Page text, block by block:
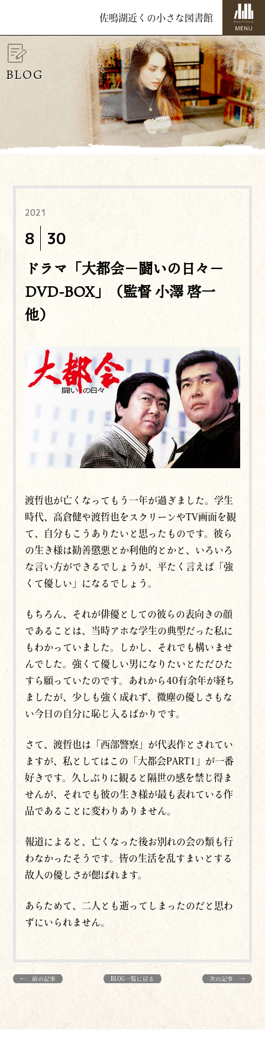
佐鳴湖近くの小さな図書館
BLOG
2021
8 30
ドラマ「大都会－闘いの日々－
DVD-BOX」（監督 小澤 啓一
他）
渡哲也が亡くなってもう一年が過ぎました。学生
時代、高倉健や渡哲也をスクリーンやTV画面を観
て、自分もこうありたいと思ったものです。彼ら
の生き様は勧善懲悪とか利他的とかと、いろいろ
な言い方ができるでしょうが、平たく言えば「強
くて優しい」になるでしょう。
もちろん、それが俳優としての彼らの表向きの顔
であることは、当時アホな学生の典型だった私に
もわかっていました。しかし、それでも構いませ
んでした。強くて優しい男になりたいとただひた
すら願っていたのです。あれから40有余年が経ち
ましたが、少しも強く成れず、微塵の優しさもな
い今日の自分に恥じ入るばかりです。
さて、渡哲也は「西部警察」が代表作とされてい
ますが、私としてはこの「大都会PART1」が一番
好きです。久しぶりに観ると隔世の感を禁じ得ま
せんが、それでも彼の生き様が最も表れている作
品であることに変わりありません。
報道によると、亡くなった後お別れの会の類も行
わなかったそうです。皆の生活を乱すまいとする
故人の優しさが偲ばれます。
あらためて、二人とも逝ってしまったのだと思わ
ずにいられません。
← 前の記事 BLOG一覧に戻る 次の記事 →